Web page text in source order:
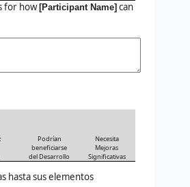
for how [Participant Name] can
Podrían
beneficiarse
del Desarrollo
Necesita
Mejoras
Significativas
hasta sus elementos